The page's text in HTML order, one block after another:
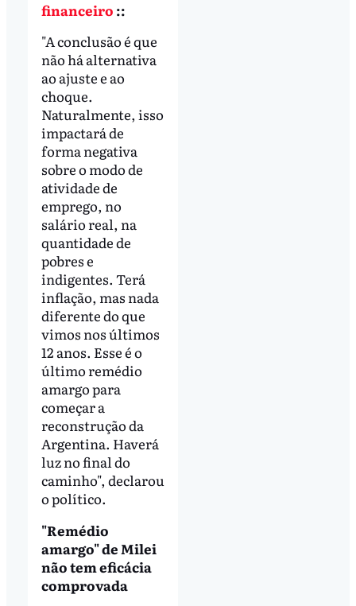
financeiro ::
"A conclusão é que
não há alternativa
ao ajuste e ao
choque.
Naturalmente, isso
impactará de
forma negativa
sobre o modo de
atividade de
emprego, no
salário real, na
quantidade de
pobres e
indigentes. Terá
inflação, mas nada
diferente do que
vimos nos últimos
12 anos. Esse é o
último remédio
amargo para
começar a
reconstrução da
Argentina. Haverá
luz no final do
caminho", declarou
o político.
"Remédio
amargo" de Milei
não tem eficácia
comprovada